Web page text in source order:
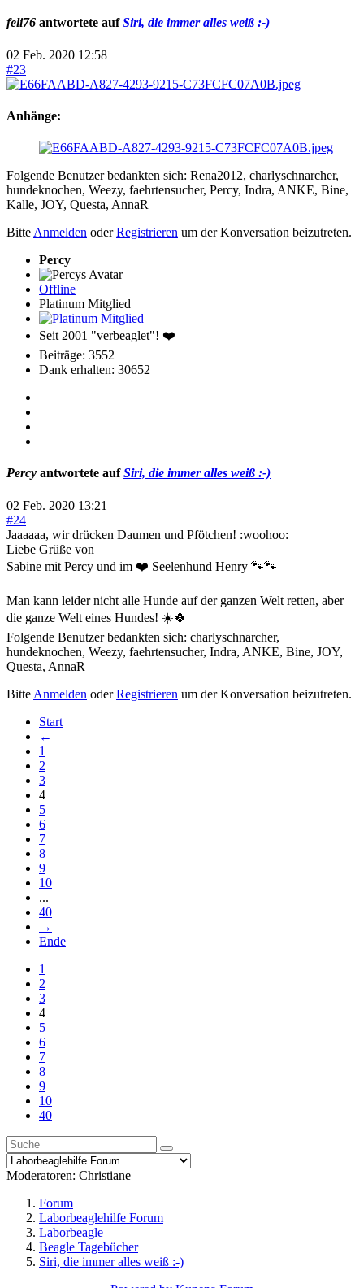
feli76 antwortete aufSiri, die immer alles weiß :-)
02 Feb. 2020 12:58
#23
Anhänge:
Folgende Benutzer bedankten sich: Rena2012, charlyschnarcher,
hundeknochen, Weezy, faehrtensucher, Percy, Indra, ANKE, Bine,
Kalle, JOY, Questa, AnnaR
Bitte Anmelden oderRegistrieren um der Konversation beizutreten.
Percy
Offline
Platinum Mitglied
Seit 2001 "verbeaglet"! ❤️
Beiträge: 3552
Dank erhalten: 30652
Percy antwortete aufSiri, die immer alles weiß :-)
02 Feb. 2020 13:21
#24
Jaaaaaa, wir drücken Daumen und Pfötchen! :woohoo:
Liebe Grüße von
Sabine mit Percy und im ❤️ Seelenhund Henry 🐾🐾
Man kann leider nicht alle Hunde auf der ganzen Welt retten, aber
die ganze Welt eines Hundes! ☀️🍀
Folgende Benutzer bedankten sich: charlyschnarcher,
hundeknochen, Weezy, faehrtensucher, Indra, ANKE, Bine, JOY,
Questa, AnnaR
Bitte Anmelden oderRegistrieren um der Konversation beizutreten.
Start
←
1
2
3
4
5
6
7
8
9
10
...
40
→
Ende
1
2
3
4
5
6
7
8
9
10
40
Moderatoren: Christiane
Forum
Laborbeaglehilfe Forum
Laborbeagle
Beagle Tagebücher
Siri, die immer alles weiß :-)